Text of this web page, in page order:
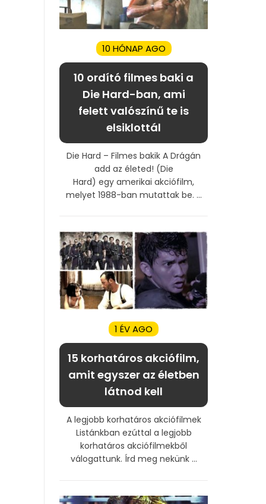
10 HÓNAP AGO
10 ordító filmes baki a
Die Hard-ban, ami
felett valószínű te is
elsiklottál
Die Hard – Filmes bakik A Drágán
add az életed! (Die
Hard) egy amerikai akciófilm,
melyet 1988-ban mutattak be. ...
1 ÉV AGO
15 korhatáros akciófilm,
amit egyszer az életben
látnod kell
A legjobb korhatáros akciófilmek
Listánkban ezúttal a legjobb
korhatáros akciófilmekből
válogattunk. Írd meg nekünk ...